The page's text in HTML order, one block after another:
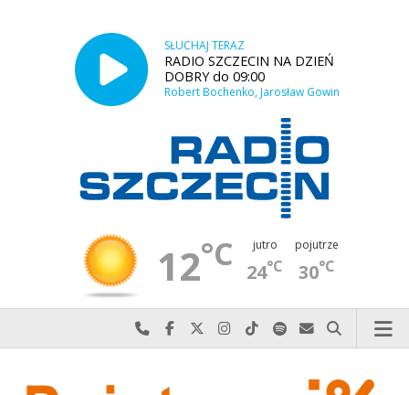
SŁUCHAJ TERAZ
RADIO SZCZECIN NA DZIEŃ
DOBRY do 09:00
Robert Bochenko, Jarosław Gowin
12°C jutro
24°C
pojutrze
30°C
Najlepiej po prostu do nas zadzwoń
Odwiedź nas na Facebook-u
Odwiedź nas na X
Odwiedź nas na Instagram-ie
Odwiedź nas na TikTok-u
Szukaj nas na Spotify
Wyślij do nas
Szukaj